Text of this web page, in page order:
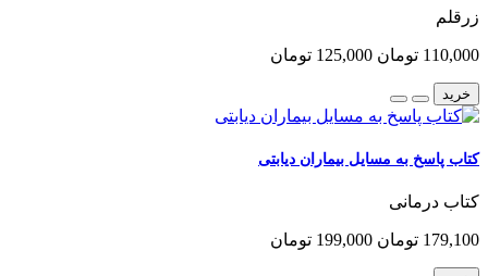
زرقلم
110,000 تومان 125,000 تومان
خرید
کتاب پاسخ به مسایل بیماران دیابتی
کتاب درمانی
179,100 تومان 199,000 تومان